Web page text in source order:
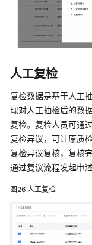
人工复检
复检数据是基于人工
现对人工抽检后的数
复检。复检人员可通
复检异议，可让原质
复检异议复核，复核
通过复议流程发起申述
图26 人工复检